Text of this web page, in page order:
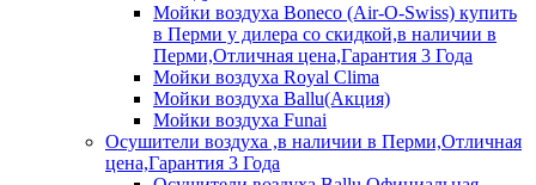
Мойки воздуха Boneco (Air-O-Swiss) купить
в Перми у дилера со скидкой,в наличии в
Перми,Отличная цена,Гарантия 3 Года
Мойки воздуха Royal Clima
Мойки воздуха Ballu(Акция)
Мойки воздуха Funai
Осушители воздуха ,в наличии в Перми,Отличная
цена,Гарантия 3 Года